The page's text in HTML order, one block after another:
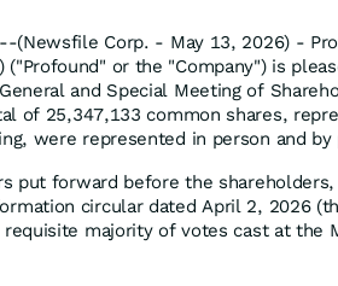
(Newsfile Corp. - May 13, 2026) -
("Profound" or the "Company") is
and Special Meeting of
of 25,347,133 common shares,
were represented in person and
put forward before the
circular dated April 2, 2026
requisite majority of votes cast at the